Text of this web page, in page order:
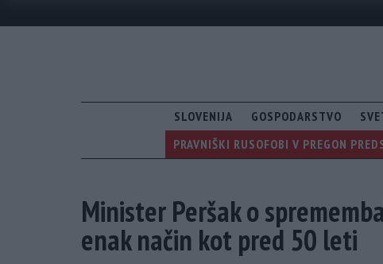
SLOVENIJA GOSPODARSTVO
PRAVNIŠKI RUSOFOBI V PREGON
Minister Peršak o
enak način kot pred 50 leti